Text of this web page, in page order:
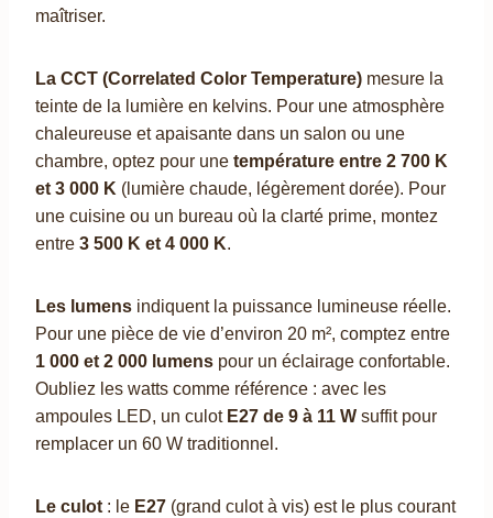
maîtriser.
La CCT (Correlated Color Temperature) mesure la
teinte de la lumière en kelvins. Pour une atmosphère
chaleureuse et apaisante dans un salon ou une
chambre, optez pour une température entre 2 700 K
et 3 000 K (lumière chaude, légèrement dorée). Pour
une cuisine ou un bureau où la clarté prime, montez
entre 3 500 K et 4 000 K.
Les lumens indiquent la puissance lumineuse réelle.
Pour une pièce de vie d’environ 20 m², comptez entre
1 000 et 2 000 lumens pour un éclairage confortable.
Oubliez les watts comme référence : avec les
ampoules LED, un culot E27 de 9 à 11 W suffit pour
remplacer un 60 W traditionnel.
Le culot : le E27 (grand culot à vis) est le plus courant